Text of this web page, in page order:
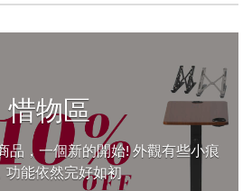
惜物區
品，一個新的開始! 外觀有些小痕
功能依然完好如初